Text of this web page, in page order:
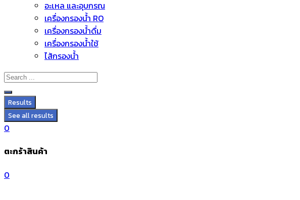
อะไหล่ และอุปกรณ์
เครื่องกรองน้ำ RO
เครื่องกรองน้ำดื่ม
เครื่องกรองน้ำใช้
ไส้กรองน้ำ
Results
See all results
0
ตะกร้าสินค้า
0